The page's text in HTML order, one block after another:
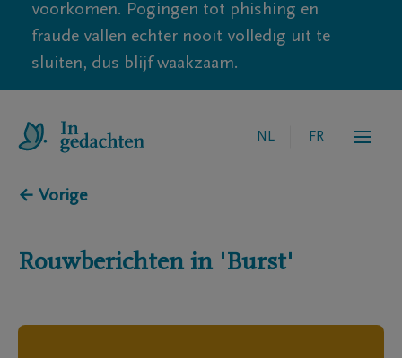
voorkomen. Pogingen tot phishing en
fraude vallen echter nooit volledig uit te
sluiten, dus blijf waakzaam.
NL FR
← Vorige
Rouwberichten in 'Burst'